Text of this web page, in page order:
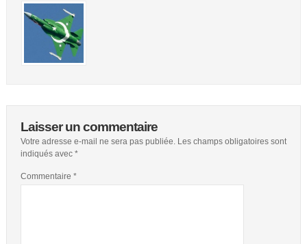
Laisser un commentaire
Votre adresse e-mail ne sera pas publiée. Les champs obligatoires sont
indiqués avec *
Commentaire *